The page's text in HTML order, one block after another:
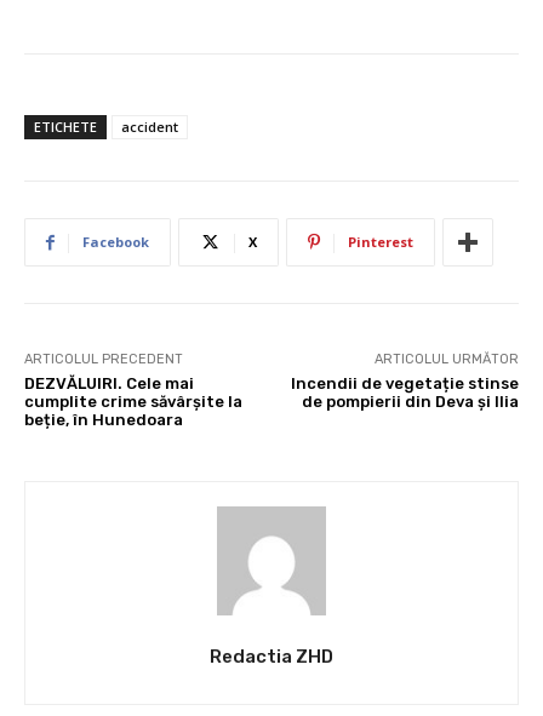
ETICHETE accident
Facebook X Pinterest
ARTICOLUL PRECEDENT
DEZVĂLUIRI. Cele mai
cumplite crime săvârșite la
beție, în Hunedoara
ARTICOLUL URMĂTOR
Incendii de vegetație stinse
de pompierii din Deva și Ilia
Redactia ZHD